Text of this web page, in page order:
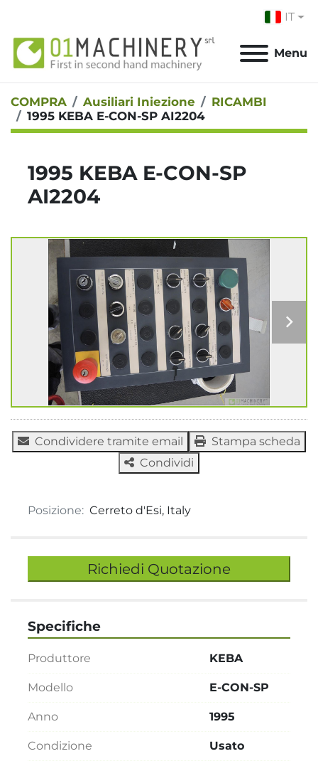
IT
Menu
COMPRA Ausiliari Iniezione
RICAMBI
1995 KEBA E-CON-SP AI2204
1995 KEBA E-CON-SP
AI2204
Condividere tramite email
Stampa scheda
Condividi
Posizione: Cerreto d'Esi, Italy
Richiedi Quotazione
Specifiche
Produttore KEBA
Modello E-CON-SP
Anno 1995
Condizione Usato